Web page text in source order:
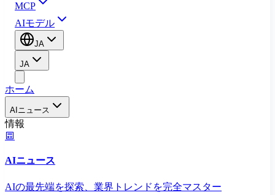
MCP
AIモデル
JA
JA
ホーム
AIニュース
情報
AIニュース
AIの最先端を探索、業界トレンドを完全マスター